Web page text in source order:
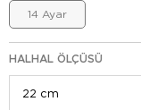
14 Ayar
HALHAL ÖLÇÜSÜ